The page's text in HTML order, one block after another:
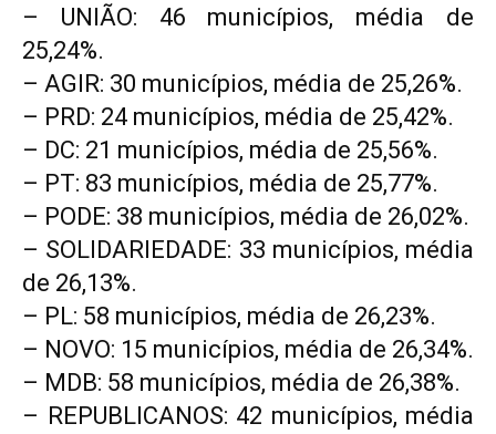
– UNIÃO: 46 municípios, média de
25,24%.
– AGIR: 30 municípios, média de 25,26%.
– PRD: 24 municípios, média de 25,42%.
– DC: 21 municípios, média de 25,56%.
– PT: 83 municípios, média de 25,77%.
– PODE: 38 municípios, média de 26,02%.
– SOLIDARIEDADE: 33 municípios, média
de 26,13%.
– PL: 58 municípios, média de 26,23%.
– NOVO: 15 municípios, média de 26,34%.
– MDB: 58 municípios, média de 26,38%.
– REPUBLICANOS: 42 municípios, média